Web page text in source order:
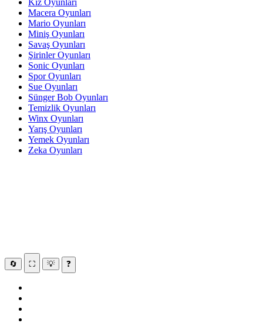
Kız Oyunları
Macera Oyunları
Mario Oyunları
Miniş Oyunları
Savaş Oyunları
Şirinler Oyunları
Sonic Oyunları
Spor Oyunları
Sue Oyunları
Sünger Bob Oyunları
Temizlik Oyunları
Winx Oyunları
Yarış Oyunları
Yemek Oyunları
Zeka Oyunları
🔄 ⛶ 💡 ❓